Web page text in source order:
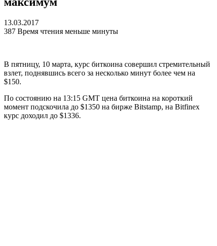
13.03.2017
387 Время чтения меньше минуты
В пятницу, 10 марта, курс биткоина совершил стремительный
взлет, поднявшись всего за несколько минут более чем на
$150.
По состоянию на 13:15 GMT цена биткоина на короткий
момент подскочила до $1350 на бирже Bitstamp, на Bitfinex
курс доходил до $1336.